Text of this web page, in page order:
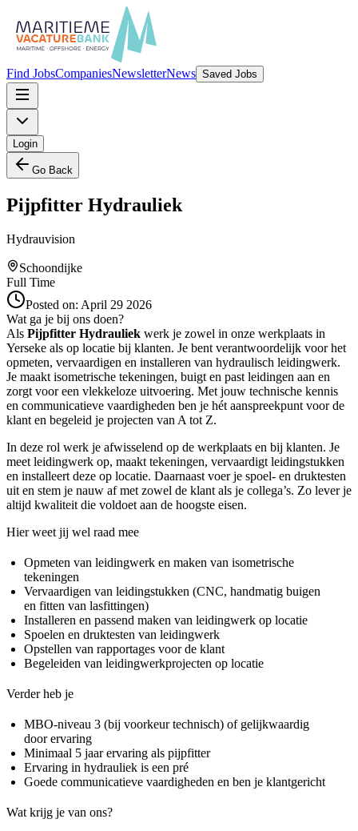
Find JobsCompaniesNewsletterNews Saved Jobs
Login
Go Back
Pijpfitter Hydrauliek
Hydrauvision
Schoondijke
Full Time
Posted on: April 29 2026
Wat ga je bij ons doen?
Als Pijpfitter Hydrauliek werk je zowel in onze werkplaats in
Yerseke als op locatie bij klanten. Je bent verantwoordelijk voor het
opmeten, vervaardigen en installeren van hydraulisch leidingwerk.
Je maakt isometrische tekeningen, buigt en past leidingen aan en
zorgt voor een vlekkeloze uitvoering. Met jouw technische kennis
en communicatieve vaardigheden ben je hét aanspreekpunt voor de
klant en begeleid je projecten van A tot Z.
In deze rol werk je afwisselend op de werkplaats en bij klanten. Je
meet leidingwerk op, maakt tekeningen, vervaardigt leidingstukken
en installeert deze op locatie. Daarnaast voer je spoel- en druktesten
uit en stem je nauw af met zowel de klant als je collega’s. Zo lever je
altijd kwaliteit die voldoet aan de hoogste eisen.
Hier weet jij wel raad mee
Opmeten van leidingwerk en maken van isometrische
tekeningen
Vervaardigen van leidingstukken (CNC, handmatig buigen
en fitten van lasfittingen)
Installeren en passend maken van leidingwerk op locatie
Spoelen en druktesten van leidingwerk
Opstellen van rapportages voor de klant
Begeleiden van leidingwerkprojecten op locatie
Verder heb je
MBO-niveau 3 (bij voorkeur technisch) of gelijkwaardig
door ervaring
Minimaal 5 jaar ervaring als pijpfitter
Ervaring in hydrauliek is een pré
Goede communicatieve vaardigheden en ben je klantgericht
Wat krijg je van ons?